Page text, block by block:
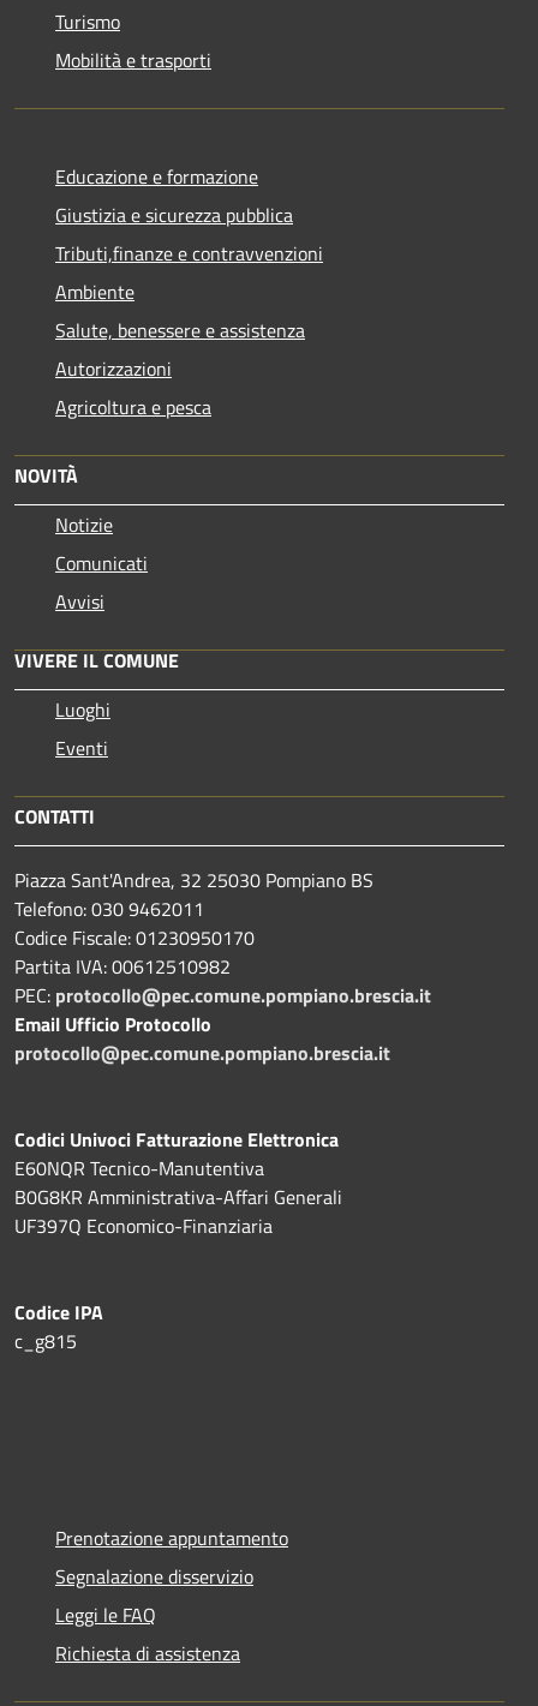
Turismo
Mobilità e trasporti
Educazione e formazione
Giustizia e sicurezza pubblica
Tributi,finanze e contravvenzioni
Ambiente
Salute, benessere e assistenza
Autorizzazioni
Agricoltura e pesca
NOVITÀ
Notizie
Comunicati
Avvisi
VIVERE IL COMUNE
Luoghi
Eventi
CONTATTI
Piazza Sant'Andrea, 32 25030 Pompiano BS
Telefono: 030 9462011
Codice Fiscale: 01230950170
Partita IVA: 00612510982
PEC: protocollo@pec.comune.pompiano.brescia.it
Email Ufficio Protocollo
protocollo@pec.comune.pompiano.brescia.it
Codici Univoci Fatturazione Elettronica
E60NQR Tecnico-Manutentiva
B0G8KR Amministrativa-Affari Generali
UF397Q Economico-Finanziaria
Codice IPA
c_g815
Prenotazione appuntamento
Segnalazione disservizio
Leggi le FAQ
Richiesta di assistenza